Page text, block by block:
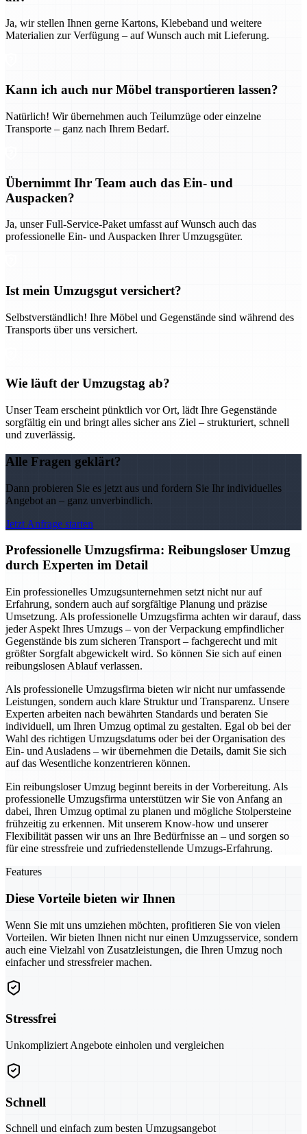
Ja, wir stellen Ihnen gerne Kartons, Klebeband und weitere
Materialien zur Verfügung – auf Wunsch auch mit Lieferung.
Kann ich auch nur Möbel transportieren lassen?
Natürlich! Wir übernehmen auch Teilumzüge oder einzelne
Transporte – ganz nach Ihrem Bedarf.
Übernimmt Ihr Team auch das Ein- und
Auspacken?
Ja, unser Full-Service-Paket umfasst auf Wunsch auch das
professionelle Ein- und Auspacken Ihrer Umzugsgüter.
Ist mein Umzugsgut versichert?
Selbstverständlich! Ihre Möbel und Gegenstände sind während des
Transports über uns versichert.
Wie läuft der Umzugstag ab?
Unser Team erscheint pünktlich vor Ort, lädt Ihre Gegenstände
sorgfältig ein und bringt alles sicher ans Ziel – strukturiert, schnell
und zuverlässig.
Alle Fragen geklärt?
Dann probieren Sie es jetzt aus und fordern Sie Ihr individuelles
Angebot an – ganz unverbindlich.
Jetzt Anfrage starten
Professionelle Umzugsfirma: Reibungsloser Umzug
durch Experten im Detail
Ein professionelles Umzugsunternehmen setzt nicht nur auf
Erfahrung, sondern auch auf sorgfältige Planung und präzise
Umsetzung. Als professionelle Umzugsfirma achten wir darauf, dass
jeder Aspekt Ihres Umzugs – von der Verpackung empfindlicher
Gegenstände bis zum sicheren Transport – fachgerecht und mit
größter Sorgfalt abgewickelt wird. So können Sie sich auf einen
reibungslosen Ablauf verlassen.
Als professionelle Umzugsfirma bieten wir nicht nur umfassende
Leistungen, sondern auch klare Struktur und Transparenz. Unsere
Experten arbeiten nach bewährten Standards und beraten Sie
individuell, um Ihren Umzug optimal zu gestalten. Egal ob bei der
Wahl des richtigen Umzugsdatums oder bei der Organisation des
Ein- und Ausladens – wir übernehmen die Details, damit Sie sich
auf das Wesentliche konzentrieren können.
Ein reibungsloser Umzug beginnt bereits in der Vorbereitung. Als
professionelle Umzugsfirma unterstützen wir Sie von Anfang an
dabei, Ihren Umzug optimal zu planen und mögliche Stolpersteine
frühzeitig zu erkennen. Mit unserem Know-how und unserer
Flexibilität passen wir uns an Ihre Bedürfnisse an – und sorgen so
für eine stressfreie und zufriedenstellende Umzugs-Erfahrung.
Features
Diese Vorteile bieten wir Ihnen
Wenn Sie mit uns umziehen möchten, profitieren Sie von vielen
Vorteilen. Wir bieten Ihnen nicht nur einen Umzugsservice, sondern
auch eine Vielzahl von Zusatzleistungen, die Ihren Umzug noch
einfacher und stressfreier machen.
Stressfrei
Unkompliziert Angebote einholen und vergleichen
Schnell
Schnell und einfach zum besten Umzugsangebot